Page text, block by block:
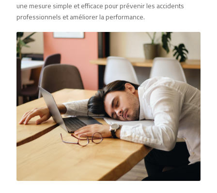
une mesure simple et efficace pour prévenir les accidents
professionnels et améliorer la performance.